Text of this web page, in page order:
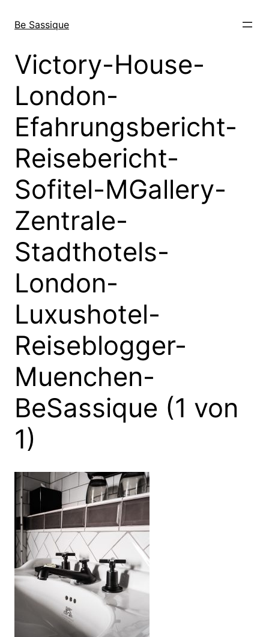
zum
wechseln
Be Sassique
Victory-House-
London-
Efahrungsbericht-
Reisebericht-
Sofitel-MGallery-
Zentrale-
Stadthotels-
London-
Luxushotel-
Reiseblogger-
Muenchen-
BeSassique (1 von
1)